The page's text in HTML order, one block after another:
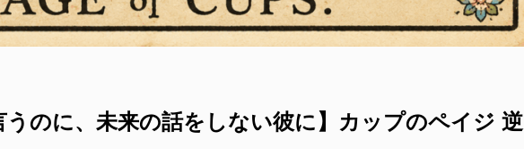
うのに、未来の話をしない彼に】カップのペイジ 逆